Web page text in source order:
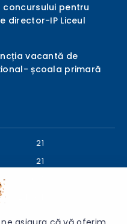
pentru
director-IP Liceul
vacantă de
școala primară
21
21